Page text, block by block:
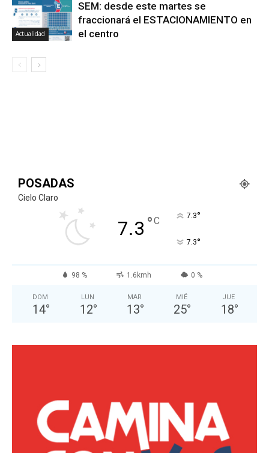
Actualidad
SEM: desde este martes se
fraccionará el ESTACIONAMIENTO en
el centro
POSADAS
Cielo Claro
7.3 °C 7.3°
7.3°
98 % 1.6kmh 0 %
DOM
14°
LUN
12°
MAR
13°
MIÉ
25°
JUE
18°